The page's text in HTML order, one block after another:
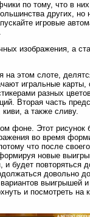
по тому, что в
других,
игровые
изображения, а
на этом слоте,
игральные карты,
разных
Вторая часть
а также сливу.
фоне. Этот рисунок
во время
что после
новые
будет повторяться
довольно
выигрышей
и посмотреть на